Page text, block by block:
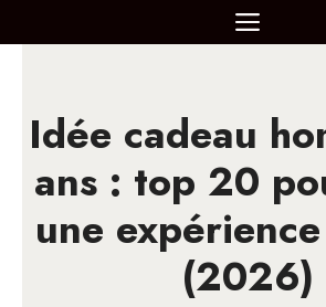
au
Idée cadeau
ans : top 20
une
(2026)